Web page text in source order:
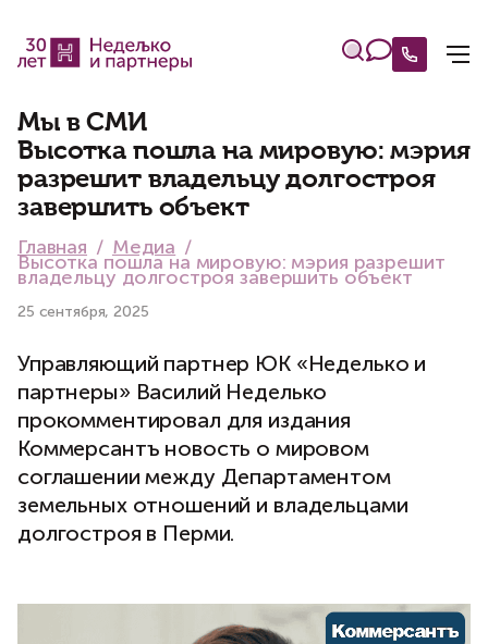
Мы в СМИ
Высотка пошла на мировую: мэрия
разрешит владельцу долгостроя
завершить объект
Главная Медиа
Высотка пошла на мировую: мэрия разрешит
владельцу долгостроя завершить объект
25 сентября, 2025
Управляющий партнер ЮК «Неделько и
партнеры» Василий Неделько
прокомментировал для издания
Коммерсантъ новость о мировом
соглашении между Департаментом
земельных отношений и владельцами
долгостроя в Перми.